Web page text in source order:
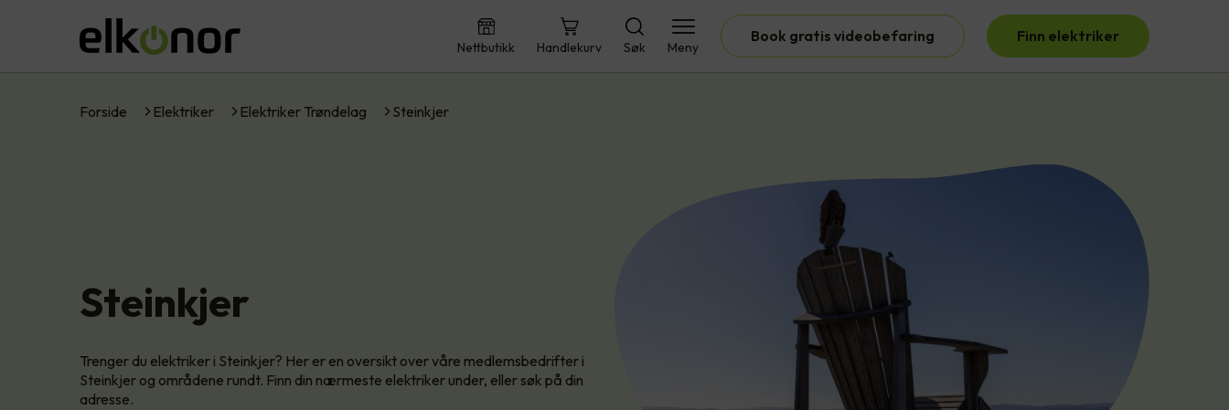
Nettbutikk Handlekurv Søk Meny
Book gratis videobefaring Finn elektriker
Forside Elektriker Elektriker Trøndelag Steinkjer
Steinkjer
Trenger du elektriker i Steinkjer? Her er en oversikt over våre medlemsbedrifter i
Steinkjer og områdene rundt. Finn din nærmeste elektriker under, eller søk på din
adresse.